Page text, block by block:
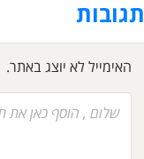
תגובות
האימייל לא יוצג באתר.